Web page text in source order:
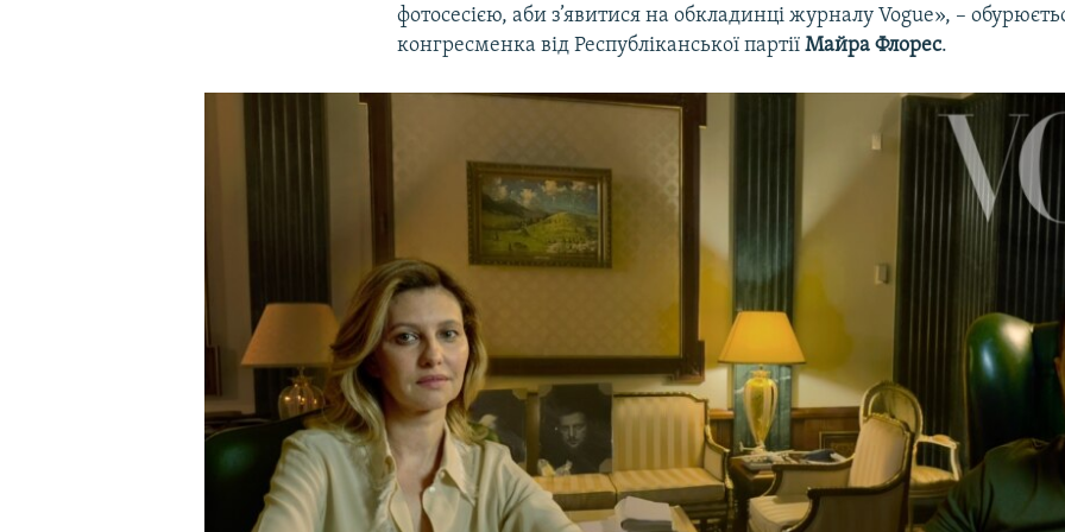
фотосесією, аби з’явитися на обкладинці журналу Vogue», –
конгресменка від Республіканської партії Майра Флорес.